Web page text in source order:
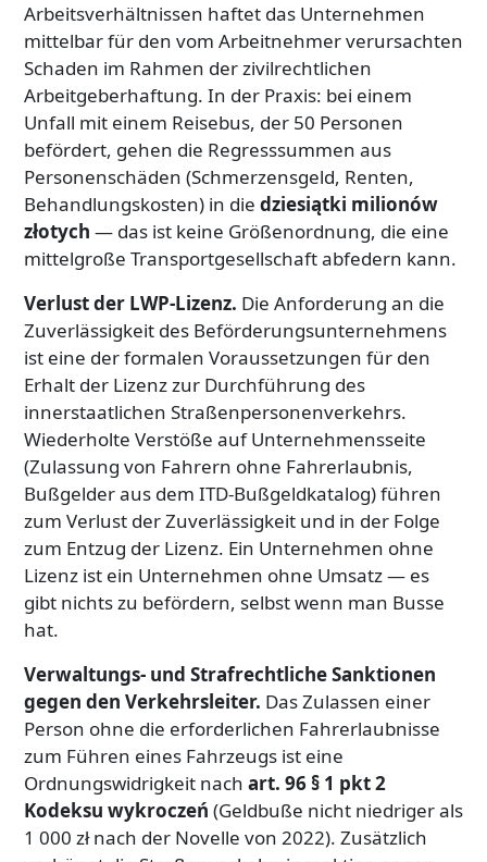
Arbeitsverhältnissen haftet das Unternehmen
mittelbar für den vom Arbeitnehmer verursachten
Schaden im Rahmen der zivilrechtlichen
Arbeitgeberhaftung. In der Praxis: bei einem
Unfall mit einem Reisebus, der 50 Personen
befördert, gehen die Regresssummen aus
Personenschäden (Schmerzensgeld, Renten,
Behandlungskosten) in die dziesiątki milionów
złotych — das ist keine Größenordnung, die eine
mittelgroße Transportgesellschaft abfedern kann.
Verlust der LWP-Lizenz. Die Anforderung an die
Zuverlässigkeit des Beförderungsunternehmens
ist eine der formalen Voraussetzungen für den
Erhalt der Lizenz zur Durchführung des
innerstaatlichen Straßenpersonenverkehrs.
Wiederholte Verstöße auf Unternehmensseite
(Zulassung von Fahrern ohne Fahrerlaubnis,
Bußgelder aus dem ITD-Bußgeldkatalog) führen
zum Verlust der Zuverlässigkeit und in der Folge
zum Entzug der Lizenz. Ein Unternehmen ohne
Lizenz ist ein Unternehmen ohne Umsatz — es
gibt nichts zu befördern, selbst wenn man Busse
hat.
Verwaltungs- und Strafrechtliche Sanktionen
gegen den Verkehrsleiter. Das Zulassen einer
Person ohne die erforderlichen Fahrerlaubnisse
zum Führen eines Fahrzeugs ist eine
Ordnungswidrigkeit nach art. 96 § 1 pkt 2
Kodeksu wykroczeń (Geldbuße nicht niedriger als
1 000 zł nach der Novelle von 2022). Zusätzlich